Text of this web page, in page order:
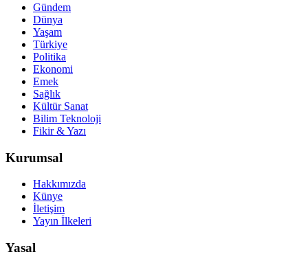
Gündem
Dünya
Yaşam
Türkiye
Politika
Ekonomi
Emek
Sağlık
Kültür Sanat
Bilim Teknoloji
Fikir & Yazı
Kurumsal
Hakkımızda
Künye
İletişim
Yayın İlkeleri
Yasal